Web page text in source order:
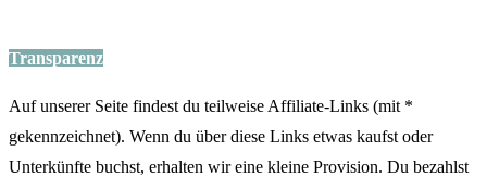
Transparenz
Auf unserer Seite findest du teilweise Affiliate-Links (mit *
gekennzeichnet). Wenn du über diese Links etwas kaufst oder
Unterkünfte buchst, erhalten wir eine kleine Provision. Du bezahlst